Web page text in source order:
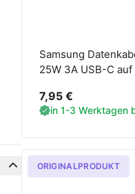
Samsung
25W 3A USB-C auf
7,95 €
in 1-3 Werktagen
ORIGINALPRODUKT